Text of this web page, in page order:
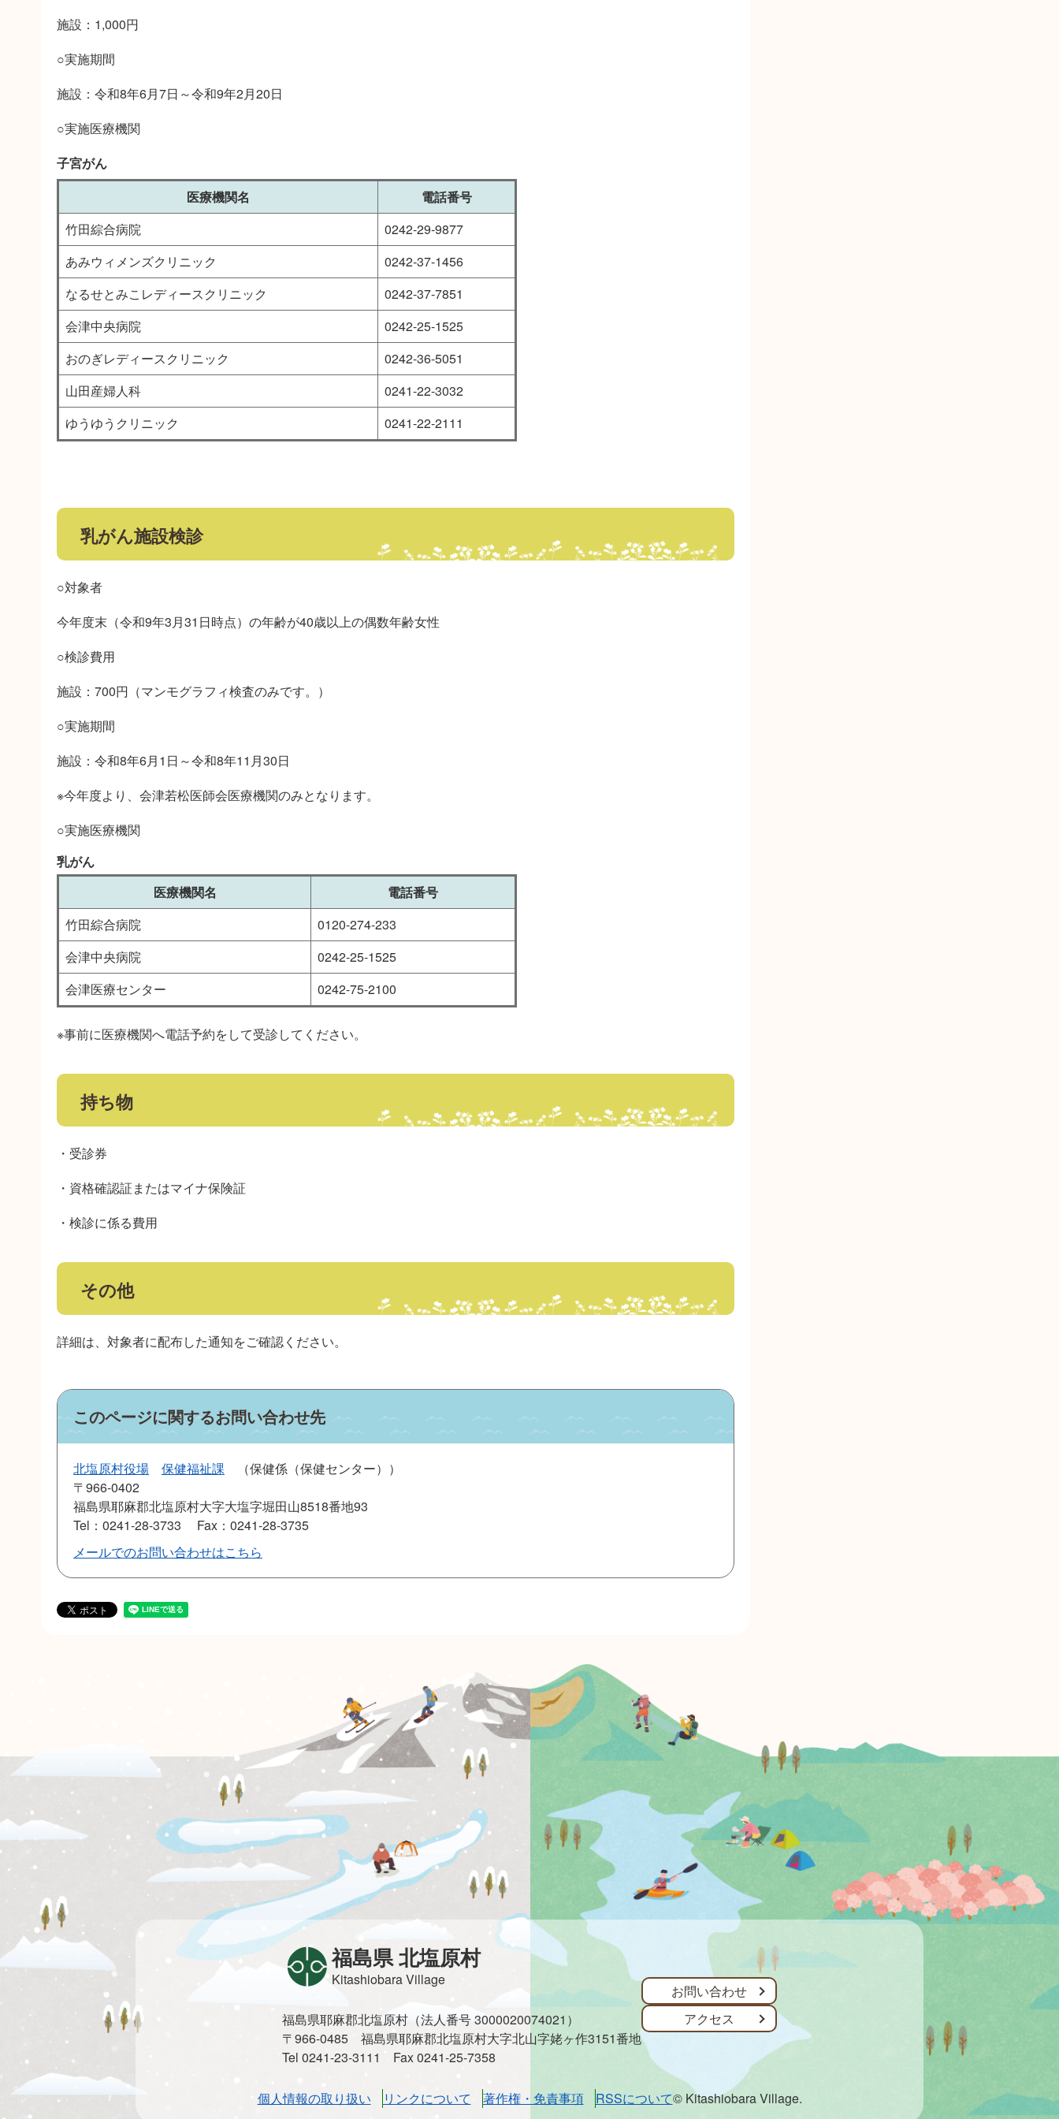
施設：1,000円
○実施期間
施設：令和8年6月7日～令和9年2月20日
○実施医療機関
子宮がん
医療機関名
電話番号
竹田綜合病院
0242-29-9877
あみウィメンズクリニック
0242-37-1456
なるせとみこレディースクリニック
0242-37-7851
会津中央病院
0242-25-1525
おのぎレディースクリニック
0242-36-5051
山田産婦人科
0241-22-3032
ゆうゆうクリニック
0241-22-2111
乳がん施設検診
○対象者
今年度末（令和9年3月31日時点）の年齢が40歳以上の偶数年齢女性
○検診費用
施設：700円（マンモグラフィ検査のみです。）
○実施期間
施設：令和8年6月1日～令和8年11月30日
※今年度より、会津若松医師会医療機関のみとなります。
○実施医療機関
乳がん
医療機関名
電話番号
竹田綜合病院
0120-274-233
会津中央病院
0242-25-1525
会津医療センター
0242-75-2100
※事前に医療機関へ電話予約をして受診してください。
持ち物
・受診券
・資格確認証またはマイナ保険証
・検診に係る費用
その他
詳細は、対象者に配布した通知をご確認ください。
このページに関するお問い合わせ先
北塩原村役場 保健福祉課
保健係（保健センター）
〒966-0402
福島県耶麻郡北塩原村大字大塩字堀田山8518番地93
Tel：0241-28-3733
Fax：0241-28-3735
メールでのお問い合わせはこちら
福島県 北塩原村
Kitashiobara Village
福島県耶麻郡北塩原村（法人番号 3000020074021）
〒966-0485 福島県耶麻郡北塩原村大字北山字姥ヶ作3151番地
Tel 0241-23-3111 Fax 0241-25-7358
お問い合わせ
アクセス
個人情報の取り扱い リンクについて 著作権・免責事項 RSSについて© Kitashiobara Village.